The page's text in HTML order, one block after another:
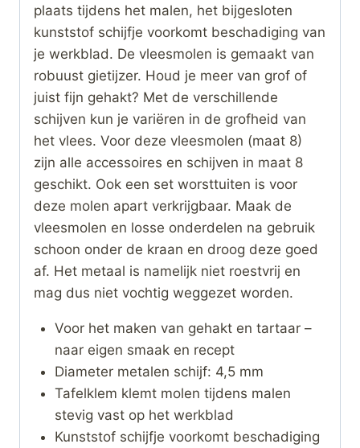
plaats tijdens het malen, het bijgesloten
kunststof schijfje voorkomt beschadiging van
je werkblad. De vleesmolen is gemaakt van
robuust gietijzer. Houd je meer van grof of
juist fijn gehakt? Met de verschillende
schijven kun je variëren in de grofheid van
het vlees. Voor deze vleesmolen (maat 8)
zijn alle accessoires en schijven in maat 8
geschikt. Ook een set worsttuiten is voor
deze molen apart verkrijgbaar. Maak de
vleesmolen en losse onderdelen na gebruik
schoon onder de kraan en droog deze goed
af. Het metaal is namelijk niet roestvrij en
mag dus niet vochtig weggezet worden.
Voor het maken van gehakt en tartaar –
naar eigen smaak en recept
Diameter metalen schijf: 4,5 mm
Tafelklem klemt molen tijdens malen
stevig vast op het werkblad
Kunststof schijfje voorkomt beschadiging